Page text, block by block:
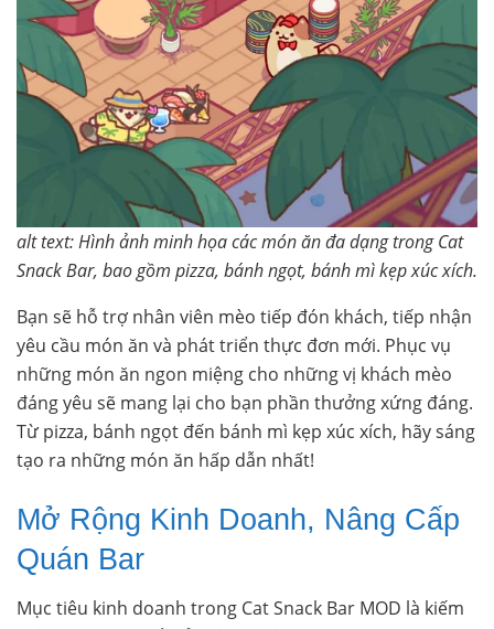
alt text: Hình ảnh minh họa các món ăn đa dạng trong Cat
Snack Bar, bao gồm pizza, bánh ngọt, bánh mì kẹp xúc xích.
Bạn sẽ hỗ trợ nhân viên mèo tiếp đón khách, tiếp nhận
yêu cầu món ăn và phát triển thực đơn mới. Phục vụ
những món ăn ngon miệng cho những vị khách mèo
đáng yêu sẽ mang lại cho bạn phần thưởng xứng đáng.
Từ pizza, bánh ngọt đến bánh mì kẹp xúc xích, hãy sáng
tạo ra những món ăn hấp dẫn nhất!
Mở Rộng Kinh Doanh, Nâng Cấp
Quán Bar
Mục tiêu kinh doanh trong Cat Snack Bar MOD là kiếm